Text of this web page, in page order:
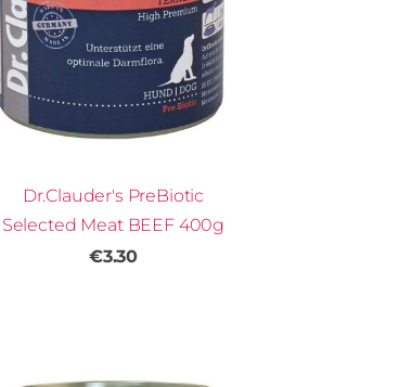
Dr.Clauder's PreBiotic
Selected Meat BEEF 400g
€3.30